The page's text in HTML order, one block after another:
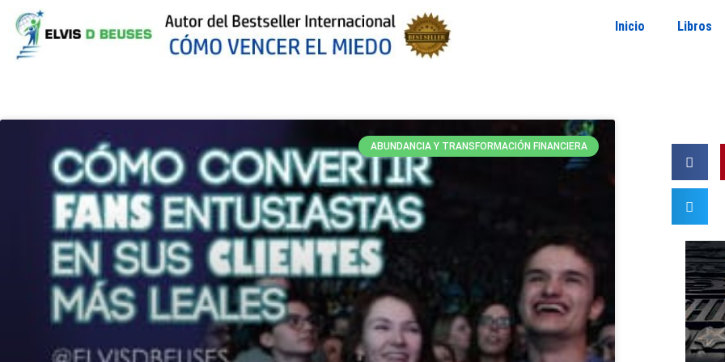
Inicio Libros
ABUNDANCIA Y TRANSFORMACIÓN FINANCIERA